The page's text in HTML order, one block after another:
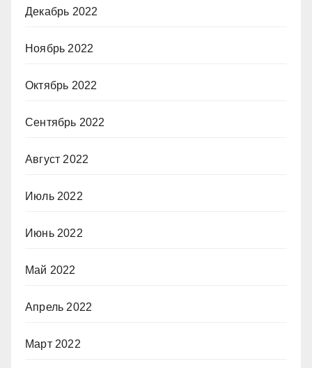
Декабрь 2022
Ноябрь 2022
Октябрь 2022
Сентябрь 2022
Август 2022
Июль 2022
Июнь 2022
Май 2022
Апрель 2022
Март 2022